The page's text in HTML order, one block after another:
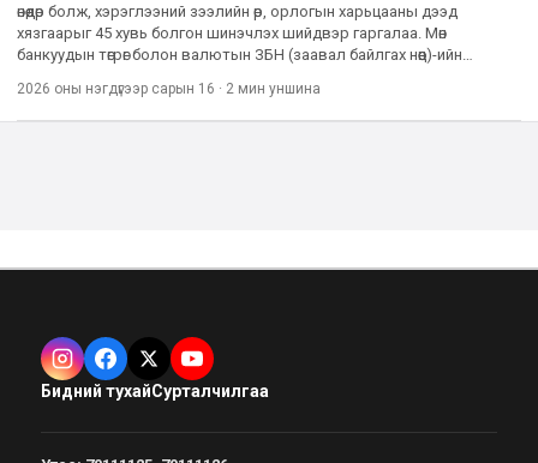
өнөөдөр болж, хэрэглээний зээлийн өр, орлогын харьцааны дээд
хязгаарыг 45 хувь болгон шинэчлэх шийдвэр гаргалаа. Мөн
банкуудын төгрөг болон валютын ЗБН (заавал байлгах нөөц)-ийн
2026 оны нэгдүгээр сарын 16 · 2 мин уншина
Бидний тухайСурталчилгаа